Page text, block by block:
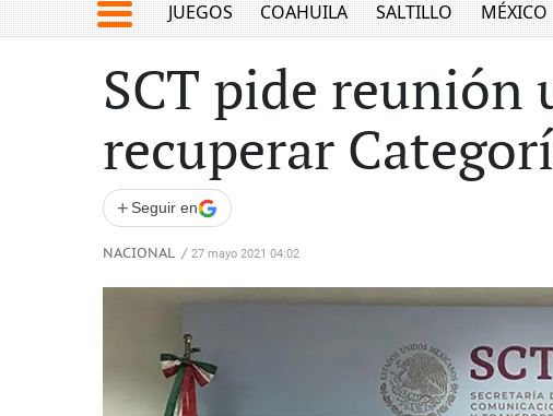
JUEGOS COAHUILA SALTILLO MÉXICO
SCT pide reunión
recuperar
+ Seguir en
NACIONAL / 27 mayo 2021 04:02